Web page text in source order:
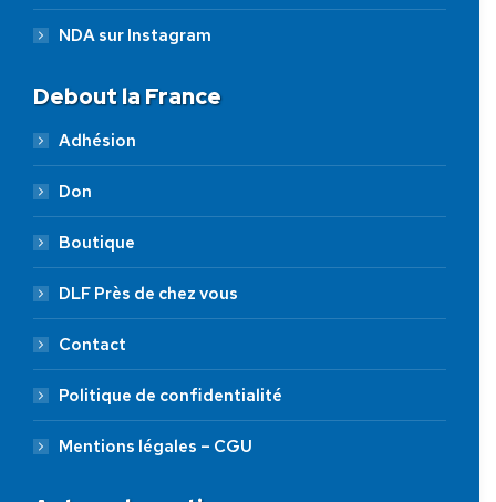
NDA sur Instagram
Debout la France
Adhésion
Don
Boutique
DLF Près de chez vous
Contact
Politique de confidentialité
Mentions légales – CGU